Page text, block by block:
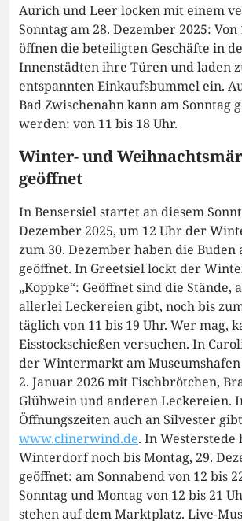
Aurich und Leer locken mit einem
Sonntag am 28. Dezember 2025: Von
öffnen die beteiligten Geschäfte in
Innenstädten ihre Türen und laden
entspannten Einkaufsbummel ein.
Bad Zwischenahn kann am Sonntag
werden: von 11 bis 18 Uhr.
Winter- und
geöffnet
In Bensersiel startet an diesem
Dezember 2025, um 12 Uhr der
zum 30. Dezember haben die Buden
geöffnet. In Greetsiel lockt der
„Koppke“: Geöffnet sind die Stände,
allerlei Leckereien gibt, noch bis
täglich von 11 bis 19 Uhr. Wer mag,
Eisstockschießen versuchen. In
der Wintermarkt am
2. Januar 2026 mit Fischbrötchen,
Glühwein und anderen Leckereien.
Öffnungszeiten auch an Silvester
www.clinerwind.de. In Westerstede
Winterdorf noch bis Montag, 29.
geöffnet: am Sonnabend von 12 bis
Sonntag und Montag von 12 bis 21
stehen auf dem Marktplatz. Live-